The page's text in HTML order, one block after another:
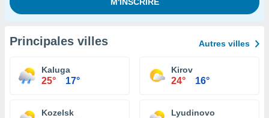
Principales villes Autres villes
Kaluga
25° 17°
Kirov
24° 16°
Kozelsk Lyudinovo